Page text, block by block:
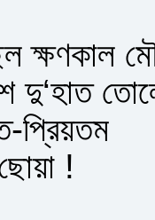
ক্ষণকাল
দু‘হাত
প্রিয়তম
!